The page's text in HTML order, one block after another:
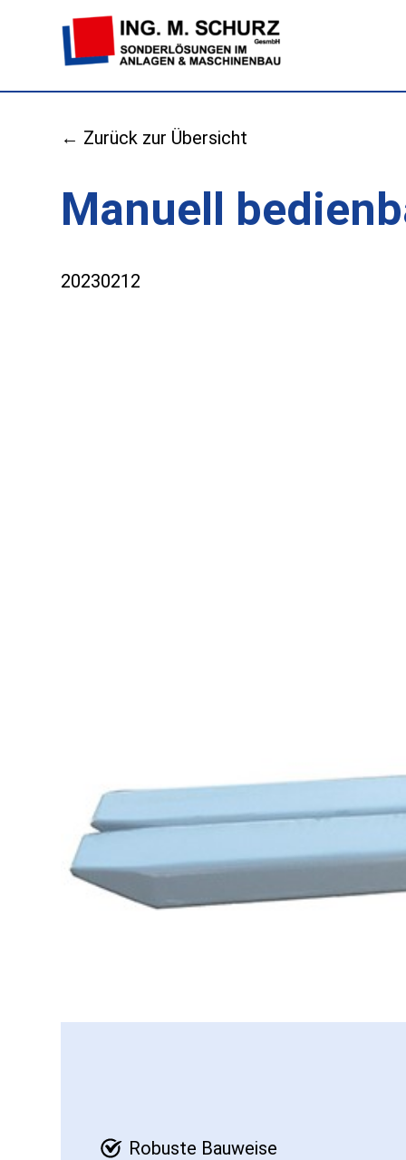
← Zurück zur Übersicht
Manuell
20230212
Robuste Bauweise